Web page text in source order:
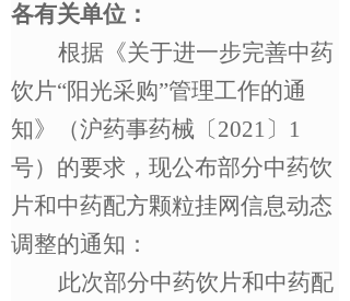
各有关单位：
根据《关于进一步完善中药
饮片“阳光采购”管理工作的通
知》（沪药事药械〔2021 〕 1
号）的要求，现公布部分中药饮
片和中药配方颗粒挂网信息动态
调整的通知：
此次部分中药饮片和中药配